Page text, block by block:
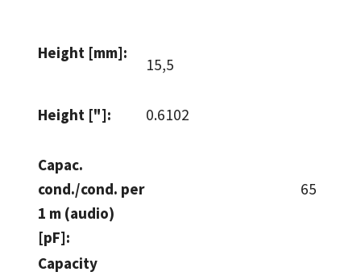
Height [mm]:
15,5
Height ["]: 0.6102
Capac.
cond./cond. per
1 m (audio)
[pF]:
65
Capacity